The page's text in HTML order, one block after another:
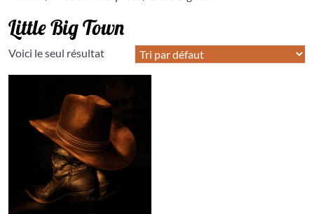
Little Big Town
Voici le seul résultat